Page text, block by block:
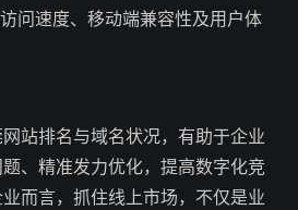
问速度、移动端兼容性及用户体
站排名与域名状况，有助于企业
、精准发力优化，提高数字化竞
而言，抓住线上市场，不仅是业